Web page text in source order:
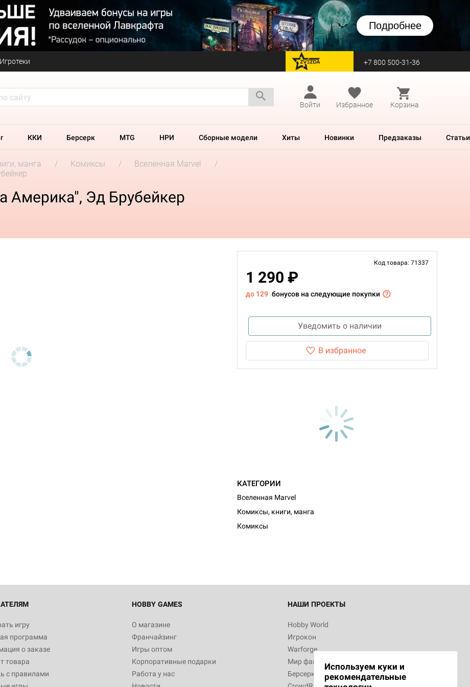
Подробнее
Игротеки перейти на Zvezda +7 800 500-31-36
Войти
Избранное Корзина
ККИ Берсерк MTG НРИ Сборные модели Хиты Новинки Предзаказы Статьи
манга Комиксы
Вселенная Marvel
Америка", Эд Брубейкер
Код товара: 71337
1 290 ₽
до 129 бонусов на следующие покупки
Уведомить о наличии
В избранное
КАТЕГОРИИ
Вселенная Marvel
Комиксы, книги, манга
Комиксы
игру
программа
о заказе
товара
с правилами
HOBBY GAMES
О магазине
Франчайзинг
Игры оптом
Корпоративные подарки
Работа у нас
НАШИ ПРОЕКТЫ
Hobby World
Игрокон
Warforge
Мир фантастики
Берсерк
Используем куки и
рекомендательные